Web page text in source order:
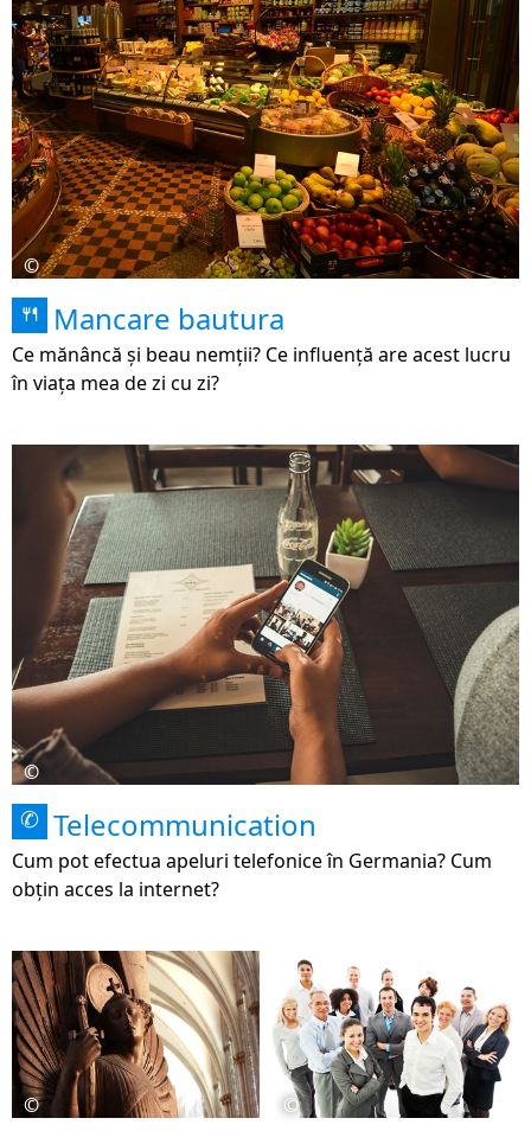
©
🍴 Mancare bautura
Ce mănâncă și beau nemții? Ce influență are acest lucru
în viața mea de zi cu zi?
©
✆ Telecommunication
Cum pot efectua apeluri telefonice în Germania? Cum
obțin acces la internet?
© ©